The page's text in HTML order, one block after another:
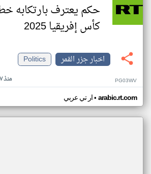
حكم يعترف بارتكابه
كأس إفريقيا 2025
اخبار جزر القمر
Politics
منذ ٧ أشهر PG03WV
ار تي عربي• arabic.rt.com